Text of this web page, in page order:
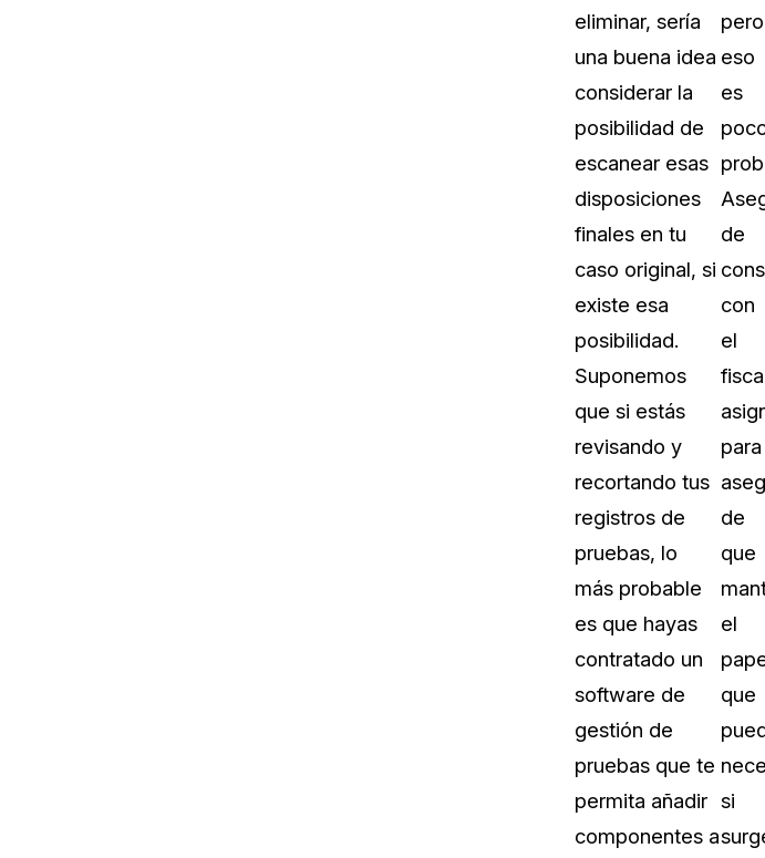
eliminar, sería
una buena idea
considerar la
posibilidad de
escanear esas
disposiciones
finales en tu
caso original, si
existe esa
posibilidad.
Suponemos
que si estás
revisando y
recortando tus
registros de
pruebas, lo
más probable
es que hayas
contratado un
software de
gestión de
pruebas que te
permita añadir
componentes a
pero
eso
es
de
con
el
para
de
que
el
que
si